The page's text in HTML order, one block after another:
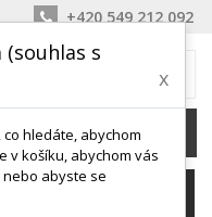
+420 549 212 092
0 Kč
s
x
hledáte, abychom
v košíku, abychom vás
abyste se